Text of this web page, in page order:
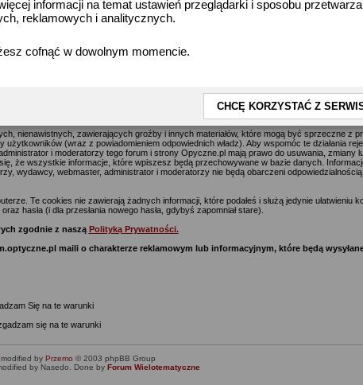
informacji na temat ustawień przeglądarki i sposobu
reklamowych i analitycznych.
cofnąć w dowolnym momencie.
CHCĘ KORZYSTAĆ Z
za obraźliwe materiałów jak najszybciej, jednakże nie jest możliwe przeczytanie
wyraża poglądy i opinie jego autora a nie redaktorów, wydawców, administratorów,
odpowiedzialności.
nienawistnych, zawierających groźby i innych materiałów, które mogą być sprzeczne z
(wraz z powiadomieniem odpowiednich władz). Aby wspomóc te działania
i moderatorzy tego forum i strony Opyczne.pl mają prawo do usuwania, zmiany
że wszystkie informacje, które wpiszesz będą przechowywane w bazie danych.
wydawcy, webmaster, administrator i moderatorzy nie będą obarczeni odpowiedzialnością
Te cookies nie zawierają żadnych informacji, które podałeś i służą jedynie ułatwieniu
hasła (i dla przesłania nowego hasła, gdybyś zapomniał stare).
zgodnie z naszą Polityką Prywatności.
maili o charakterze reklamowym lub informacyjnym, które będą
Się na te warunki
się na te warunki
modified by Przemo © 2003 phpBB Group
by Nasedo. Done by Forum Wielotematyczne